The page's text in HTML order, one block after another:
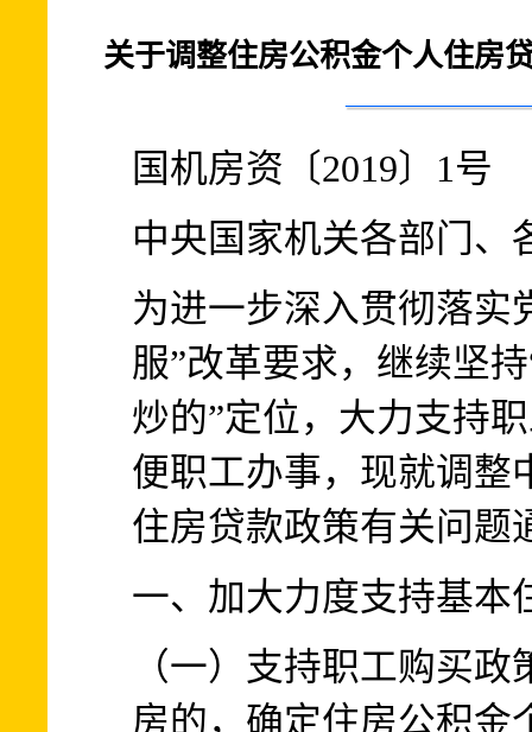
关于调整住房公积金个人住房
国机房资〔2019〕1号
中央国家机关各部门、
为进一步深入贯彻落实
服”改革要求，继续坚
炒的”定位，大力支持
便职工办事，现就调整
住房贷款政策有关问题
一、加大力度支持基本
（一）支持职工购买
房的，确定住房公积金